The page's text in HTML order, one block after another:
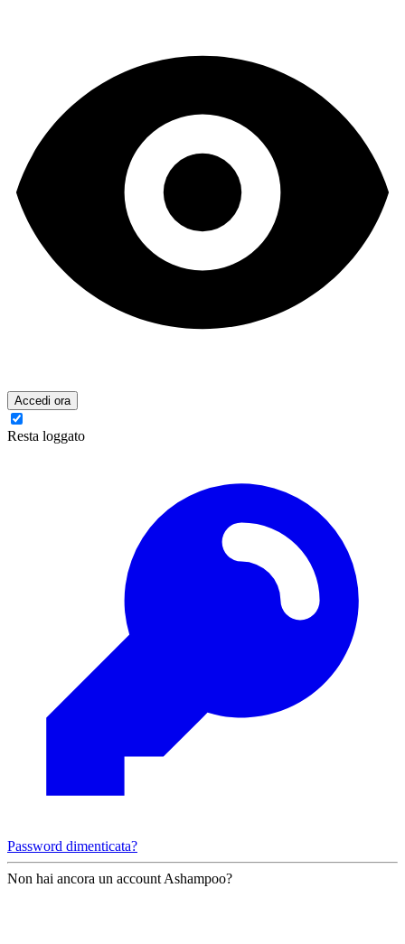
Accedi ora
Resta loggato
Password dimenticata?
Non hai ancora un account Ashampoo?